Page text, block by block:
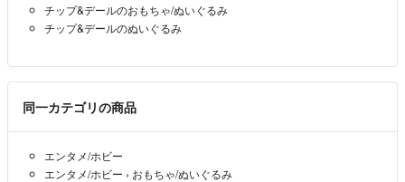
チップ&デールのおもちゃ/ぬいぐるみ
チップ&デールのぬいぐるみ
同一カテゴリの商品
エンタメ/ホビー
エンタメ/ホビー › おもちゃ/ぬいぐるみ